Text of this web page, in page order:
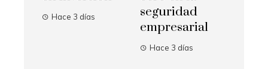
Hace 3 días
seguridad
empresarial
Hace 3 días